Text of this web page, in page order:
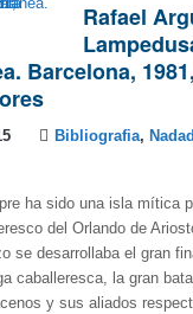
Rafael
Barcelona,
Bibliografia,
ha sido una isla mítica
del Orlando de
se desarrollaba el gran
caballeresca, la gran
y sus aliados